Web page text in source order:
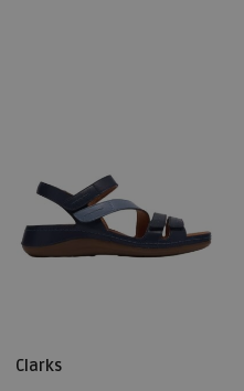
Clarks